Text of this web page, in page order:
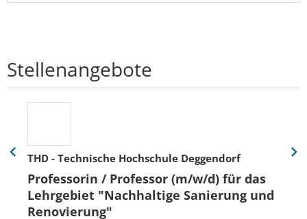
Stellenangebote
THD - Technische Hochschule Deggendorf
Professorin / Professor (m/w/d) für das
Lehrgebiet "Nachhaltige Sanierung und
Renovierung"
Eine
zurück
Eine